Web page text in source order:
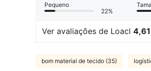
Pequeno
22%
Ver avaliações de Loacl 4,61
bom material de tecido (35)